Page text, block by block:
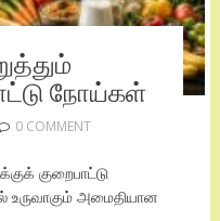
நோய்கள்
0 COMMENT
குறைபாட்டு
அமைதியான